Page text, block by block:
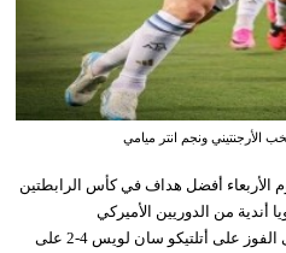
الأرجنتيني ونجم انتر ميامي
الأربعاء أفضل هداف في كأس الرابطتين
أندية من الدوريين الأميركي
والمكسيكي، بعدما قاد إنتر ميامي إلى الفوز على أتلتيكو سان لويس 4-2 على